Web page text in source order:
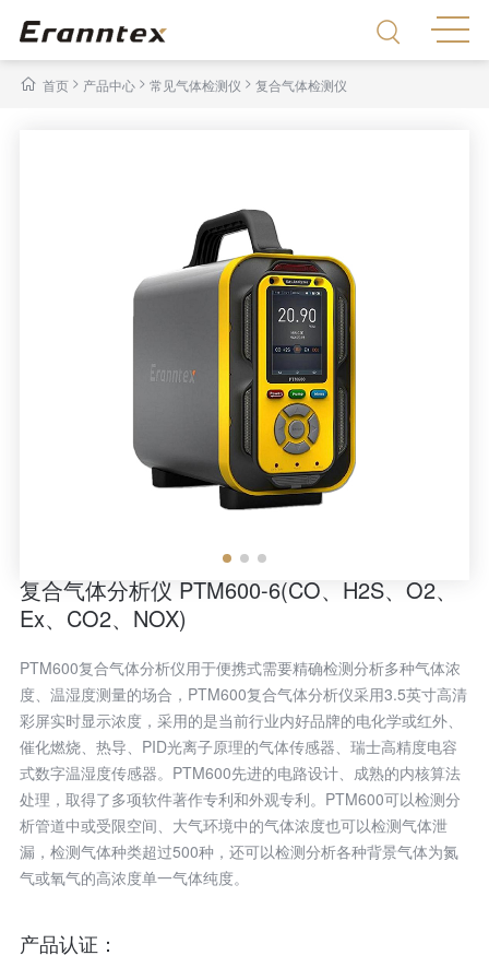
首页> 产品中心 > 常见气体检测仪 > 复合气体检测仪
复合气体分析仪 PTM600-6(CO、H2S、O2、
Ex、CO2、NOX)
PTM600复合气体分析仪用于便携式需要精确检测分析多种气体浓
度、温湿度测量的场合，PTM600复合气体分析仪采用3.5英寸高清
彩屏实时显示浓度，采用的是当前行业内好品牌的电化学或红外、
催化燃烧、热导、PID光离子原理的气体传感器、瑞士高精度电容
式数字温湿度传感器。PTM600先进的电路设计、成熟的内核算法
处理，取得了多项软件著作专利和外观专利。PTM600可以检测分
析管道中或受限空间、大气环境中的气体浓度也可以检测气体泄
漏，检测气体种类超过500种，还可以检测分析各种背景气体为氮
气或氧气的高浓度单一气体纯度。
产品认证：